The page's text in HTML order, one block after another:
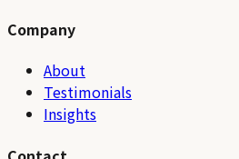
Company
About
Testimonials
Insights